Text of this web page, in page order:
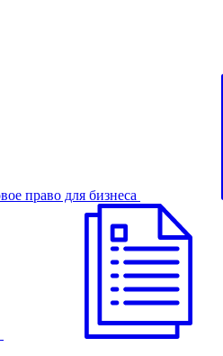
право для бизнеса